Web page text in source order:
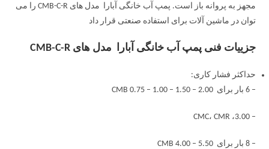
مجهز به پروانه باز است. پمپ آب خانگی آبارا مدل های CMB-C-R را می
توان در ماشین آلات برای استفاده صنعتی قرار داد
جزییات فنی پمپ آب خانگی آبارا مدل های CMB-C-R
حداکثر فشار کاری:
– 6 بار برای CMB 0.75 – 1.00 – 1.50 – 2.00
– 3.00، CMC، CMR
– 8 بار برای CMB 4.00 – 5.50